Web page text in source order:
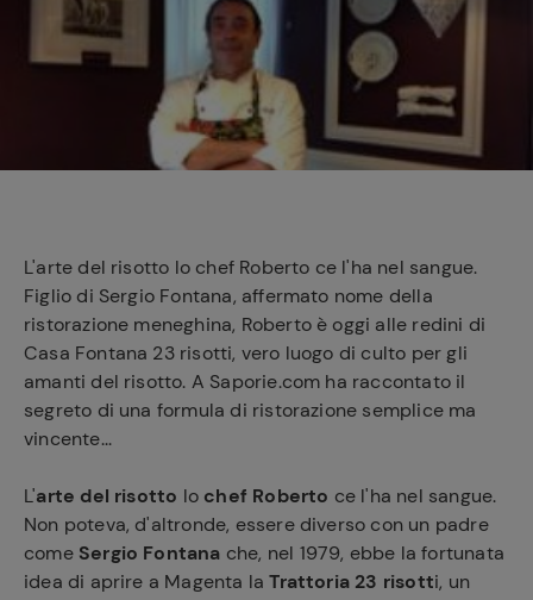
L'arte del risotto lo chef Roberto ce l'ha nel sangue.
Figlio di Sergio Fontana, affermato nome della
ristorazione meneghina, Roberto è oggi alle redini di
Casa Fontana 23 risotti, vero luogo di culto per gli
amanti del risotto. A Saporie.com ha raccontato il
segreto di una formula di ristorazione semplice ma
vincente...
L'arte del risotto lo chef Roberto ce l'ha nel sangue.
Non poteva, d'altronde, essere diverso con un padre
come Sergio Fontana che, nel 1979, ebbe la fortunata
idea di aprire a Magenta laTrattoria 23 risotti, un